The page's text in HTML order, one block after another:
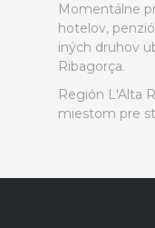
Momentálne
hotelov,
iných druhov
Ribagorça.
Región L'Alta
miestom pre